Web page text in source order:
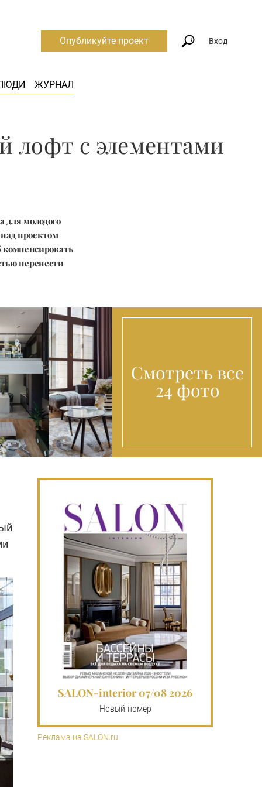
ЖУРНАЛ
Опубликуйте проект Вход
лофт с элементами
молодого
проектом
компенсировать
перенести
Смотреть все
24 фото
SALON-interior 07/08 2026
Новый номер
Реклама на SALON.ru